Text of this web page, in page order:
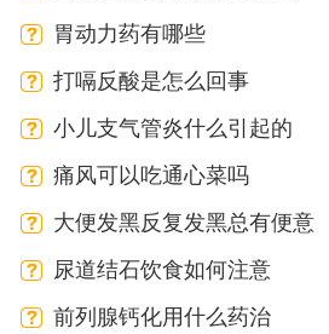
胃动力药有哪些
打嗝反酸是怎么回事
小儿支气管炎什么引起的
痛风可以吃通心菜吗
大便发黑反复发黑总有便意
尿道结石饮食如何注意
前列腺钙化用什么药治